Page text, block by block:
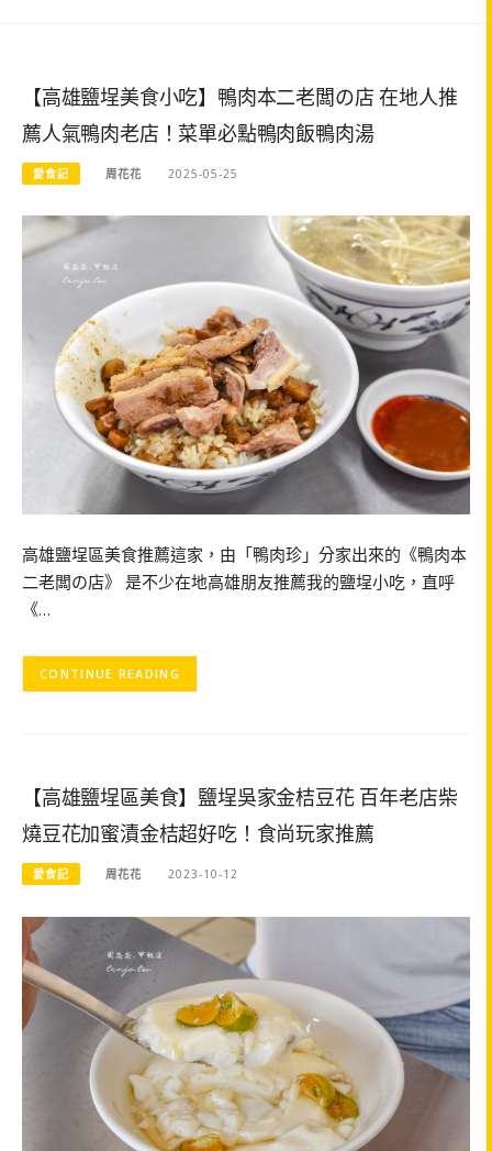
【高雄鹽埕美食小吃】鴨肉本二老闆の店 在地人推
薦人氣鴨肉老店！菜單必點鴨肉飯鴨肉湯
愛食記 周花花 2025-05-25
高雄鹽埕區美食推薦這家，由「鴨肉珍」分家出來的《鴨肉本
二老闆の店》 是不少在地高雄朋友推薦我的鹽埕小吃，直呼
《…
CONTINUE READING
【高雄鹽埕區美食】鹽埕吳家金桔豆花 百年老店柴
燒豆花加蜜漬金桔超好吃！食尚玩家推薦
愛食記 周花花 2023-10-12